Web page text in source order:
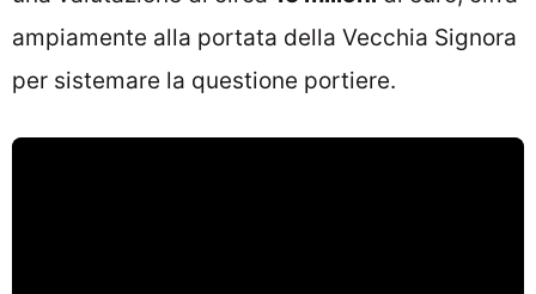
ampiamente alla portata della Vecchia Signora
per sistemare la questione portiere.